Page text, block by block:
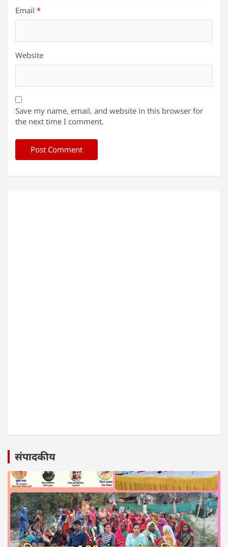
Email *
Website
Save my name, email, and website in this browser for
the next time I comment.
संपादकीय